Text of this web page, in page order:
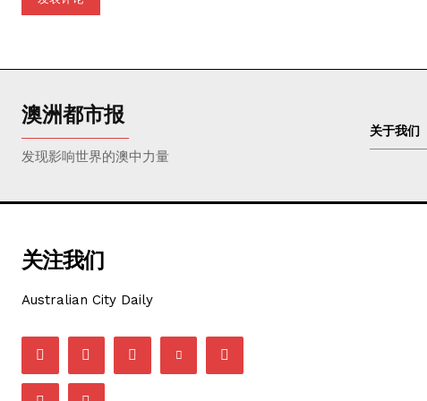
澳洲都市报
发现影响世界的澳中力量
关于我们
关注我们
Australian City Daily